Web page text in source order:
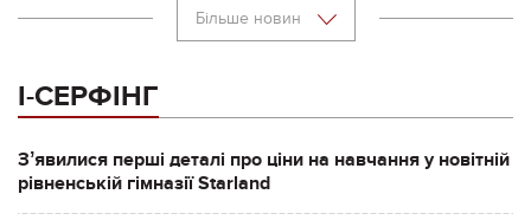
Більше новин
І-СЕРФІНГ
Зʼявилися перші деталі про ціни на навчання у новітній
рівненській гімназії Starland